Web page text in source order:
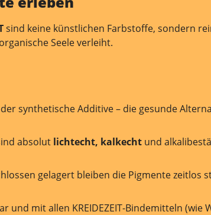
sind keine künstlichen Farbstoffe, sondern
Seele verleiht.
synthetische Additive – die gesunde
absolut lichtecht, kalkecht und
gelagert bleiben die Pigmente zeitlos
und mit allen KREIDEZEIT-Bindemitteln